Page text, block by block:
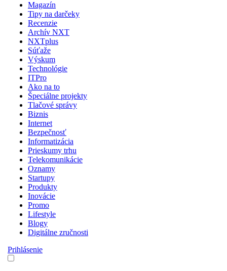
Magazín
Tipy na darčeky
Recenzie
Archív NXT
NXTplus
Súťaže
Výskum
Technológie
ITPro
Ako na to
Špeciálne projekty
Tlačové správy
Biznis
Internet
Bezpečnosť
Informatizácia
Prieskumy trhu
Telekomunikácie
Oznamy
Startupy
Produkty
Inovácie
Promo
Lifestyle
Blogy
Digitálne zručnosti
Prihlásenie